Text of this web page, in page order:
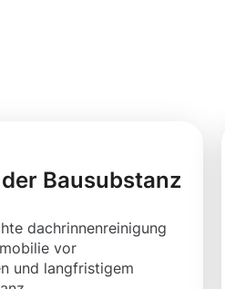
Bausubstanz
dachrinnenreinigung
vor
und langfristigem